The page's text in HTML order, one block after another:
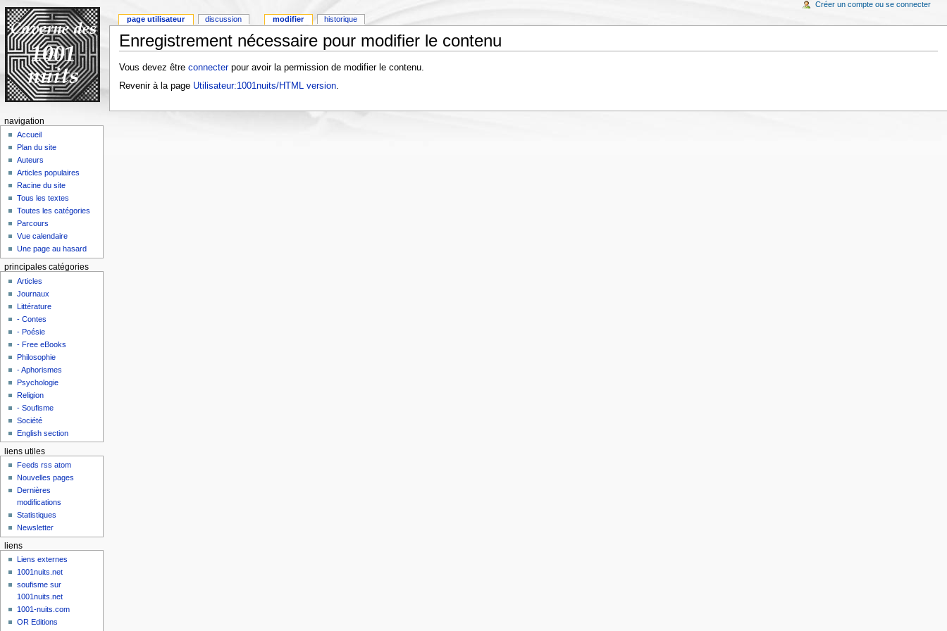
Enregistrement nécessaire pour modifier le contenu
Vous devez être connecterpour avoir la permission de modifier le contenu.
Revenir à la page Utilisateur:1001nuits/HTML version.
page utilisateur discussion modifier historique
Créer un compte ou se connecter
navigation
Accueil
Plan du site
Auteurs
Articles populaires
Racine du site
Tous les textes
Toutes les catégories
Parcours
Vue calendaire
Une page au hasard
principales catégories
Articles
Journaux
Littérature
- Contes
- Poésie
- Free eBooks
Philosophie
- Aphorismes
Psychologie
Religion
- Soufisme
Société
English section
liens utiles
Feeds rss atom
Nouvelles pages
Dernières
modifications
Statistiques
Newsletter
liens
Liens externes
1001nuits.net
soufisme sur
1001nuits.net
1001-nuits.com
OR Editions